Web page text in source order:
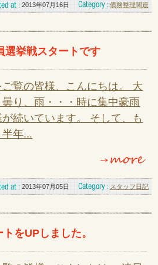
債務整理関連
2013年07月16日
選挙戦スタートです
覧の皆様、こんにちは。 大
り、雨・・・時に集中豪雨
続いています。 そして、も
年...
スタッフ日記
2013年07月05日
をUPしました。